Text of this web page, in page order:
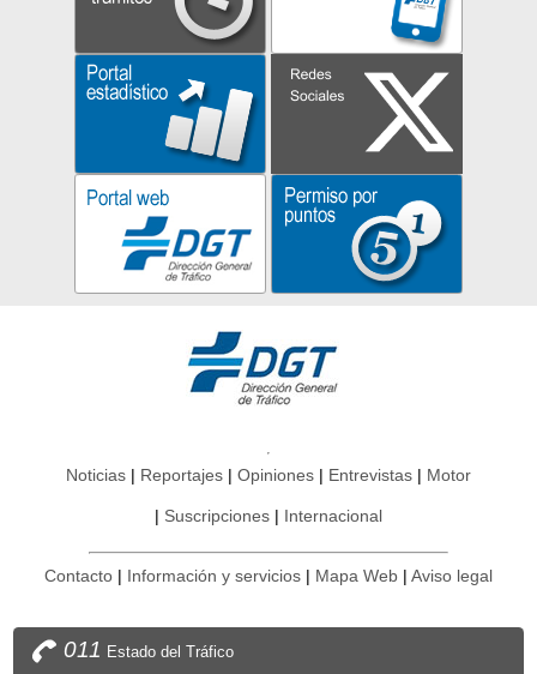
Noticias Reportajes Opiniones Entrevistas Motor
Suscripciones Internacional
Contacto Información y servicios Mapa Web Aviso legal
011 Estado del Tráfico